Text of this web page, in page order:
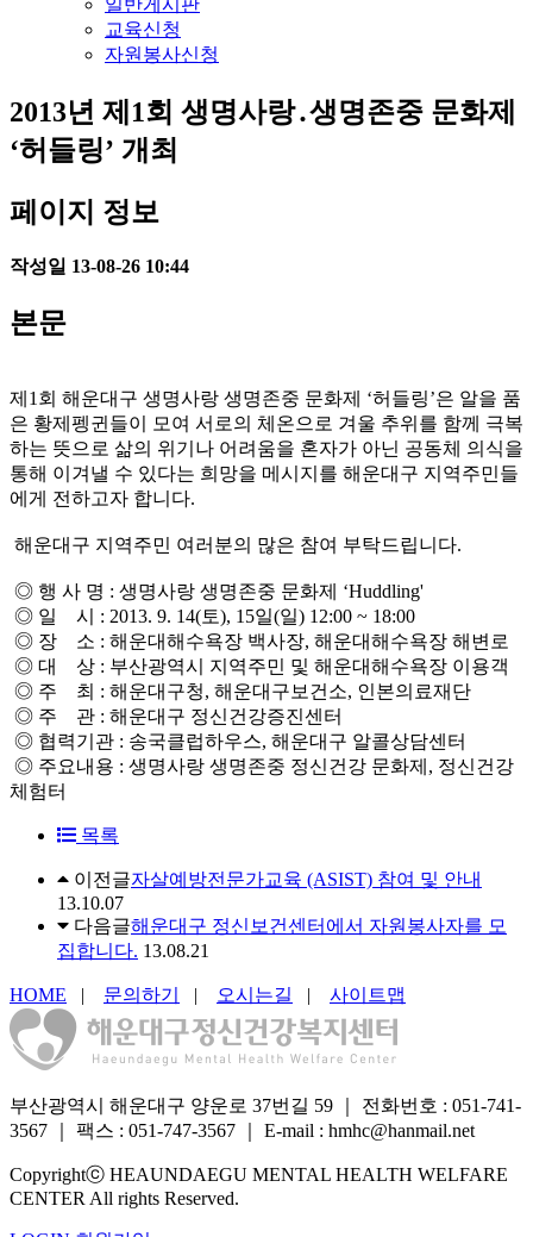
교육신청
자원봉사신청
2013년 제1회 생명사랑․생명존중 문화제
‘허들링’ 개최
페이지 정보
작성일 13-08-26 10:44
본문
제1회 해운대구 생명사랑 생명존중 문화제 ‘허들링’은 알을 품
은 황제펭귄들이 모여 서로의 체온으로 겨울 추위를 함께 극복
하는 뜻으로 삶의 위기나 어려움을 혼자가 아닌 공동체 의식을
통해 이겨낼 수 있다는 희망을 메시지를 해운대구 지역주민들
에게 전하고자 합니다.
해운대구 지역주민 여러분의 많은 참여 부탁드립니다.
◎ 행 사 명 : 생명사랑 생명존중 문화제 ‘Huddling'
◎ 일 시 : 2013. 9. 14(토), 15일(일) 12:00 ~ 18:00
◎ 장 소 : 해운대해수욕장 백사장, 해운대해수욕장 해변로
◎ 대 상 : 부산광역시 지역주민 및 해운대해수욕장 이용객
◎ 주 최 : 해운대구청, 해운대구보건소, 인본의료재단
◎ 주 관 : 해운대구 정신건강증진센터
◎ 협력기관 : 송국클럽하우스, 해운대구 알콜상담센터
◎ 주요내용 : 생명사랑 생명존중 정신건강 문화제, 정신건강
체험터
목록
이전글자살예방전문가교육 (ASIST) 참여 및 안내
13.10.07
다음글해운대구 정신보건센터에서 자원봉사자를 모
집합니다. 13.08.21
HOME | 문의하기 | 오시는길 | 사이트맵
부산광역시 해운대구 양운로 37번길 59
전화번호 : 051-741-
3567
팩스 : 051-747-3567 E-mail : hmhc@hanmail.net
Copyrightⓒ HEAUNDAEGU MENTAL HEALTH WELFARE
CENTER All rights Reserved.